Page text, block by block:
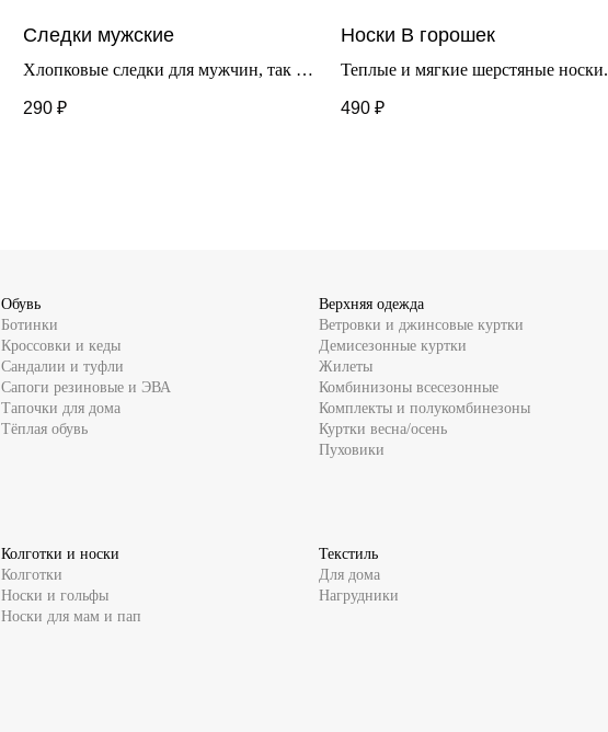
Следки мужские
Хлопковые следки для мужчин, так же
39 и более.
290 ₽
Носки В горошек
Теплые и мягкие шерстяные носки.
для прохладной погоды.
490 ₽
Обувь
Ботинки
Кроссовки и кеды
Сандалии и туфли
Сапоги резиновые и ЭВА
Тапочки для дома
Тёплая обувь
Верхняя одежда
Ветровки и джинсовые куртки
Демисезонные куртки
Жилеты
Комбинизоны всесезонные
Комплекты и полукомбинезоны
Куртки весна/осень
Пуховики
Колготки и носки
Колготки
Носки и гольфы
Носки для мам и пап
Текстиль
Для дома
Нагрудники